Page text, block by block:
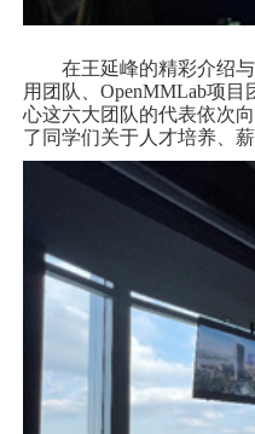
在王延峰的精彩介绍
用团队、OpenMMLab项
心这六大团队的代表依次
了同学们关于人才培养、